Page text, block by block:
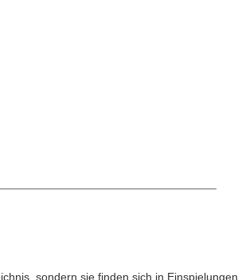
sondern sie finden sich in Einspielungen,